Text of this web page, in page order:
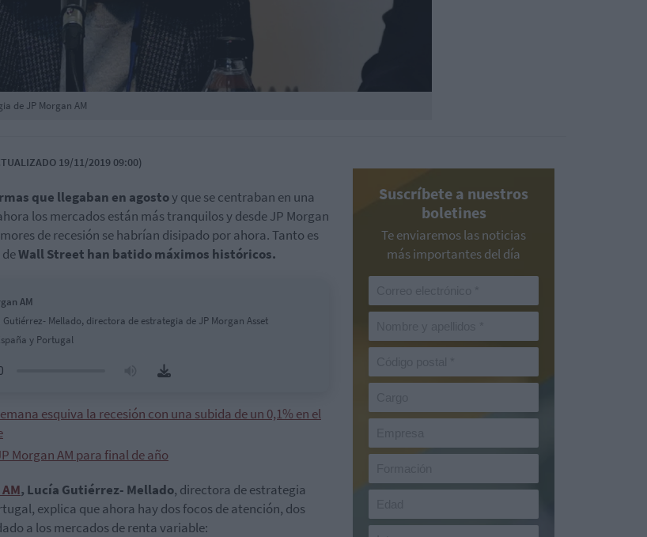
de JP Morgan AM
19/11/2019 09:00)
que llegaban en agostoy que se centraban en una
los mercados están más tranquilos y desde JP Morgan
de recesión se habrían disipado por ahora. Tanto es
Wall Street han batido máximos históricos.
AM
Mellado, directora de estrategia de JP Morgan Asset
y Portugal
esquiva la recesión con una subida de un 0,1% en el
Morgan AM para final de año
, Lucía Gutiérrez- Mellado, directora de estrategia
explica que ahora hay dos focos de atención, dos
a los mercados de renta variable:
Suscríbete a nuestros
boletines
Te enviaremos las noticias
más importantes del día